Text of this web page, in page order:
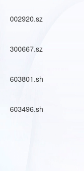
002920.sz
300667.sz
603801.sh
603496.sh